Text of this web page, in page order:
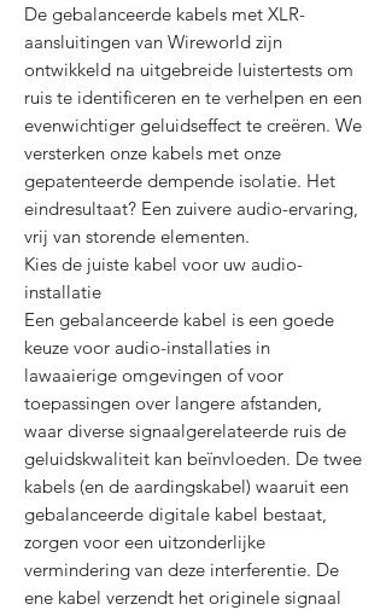
De gebalanceerde kabels met XLR-
aansluitingen van Wireworld zijn
ontwikkeld na uitgebreide luistertests om
ruis te identificeren en te verhelpen en een
evenwichtiger geluidseffect te creëren. We
versterken onze kabels met onze
gepatenteerde dempende isolatie. Het
eindresultaat? Een zuivere audio-ervaring,
vrij van storende elementen.
Kies de juiste kabel voor uw audio-
installatie
Een gebalanceerde kabel is een goede
keuze voor audio-installaties in
lawaaierige omgevingen of voor
toepassingen over langere afstanden,
waar diverse signaalgerelateerde ruis de
geluidskwaliteit kan beïnvloeden. De twee
kabels (en de aardingskabel) waaruit een
gebalanceerde digitale kabel bestaat,
zorgen voor een uitzonderlijke
vermindering van deze interferentie. De
ene kabel verzendt het originele signaal